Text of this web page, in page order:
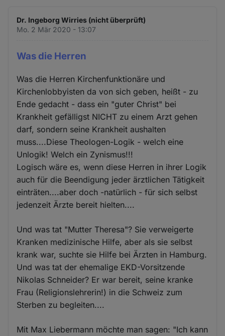
Dr. Ingeborg Wirries (nicht überprüft)
Mo. 2 Mär 2020 - 13:07
Was die Herren
Was die Herren Kirchenfunktionäre und
Kirchenlobbyisten da von sich geben, heißt - zu
Ende gedacht - dass ein "guter Christ" bei
Krankheit gefälligst NICHT zu einem Arzt gehen
darf, sondern seine Krankheit aushalten
muss....Diese Theologen-Logik - welch eine
Unlogik! Welch ein Zynismus!!!
Logisch wäre es, wenn diese Herren in ihrer Logik
auch für die Beendigung jeder ärztlichen Tätigkeit
einträten....aber doch -natürlich - für sich selbst
jedenzeit Ärzte bereit hielten....
Und was tat "Mutter Theresa"? Sie verweigerte
Kranken medizinische Hilfe, aber als sie selbst
krank war, suchte sie Hilfe bei Ärzten in Hamburg.
Und was tat der ehemalige EKD-Vorsitzende
Nikolas Schneider? Er war bereit, seine kranke
Frau (Religionslehrerin!) in die Schweiz zum
Sterben zu begleiten....
Mit Max Liebermann möchte man sagen: "Ich kann